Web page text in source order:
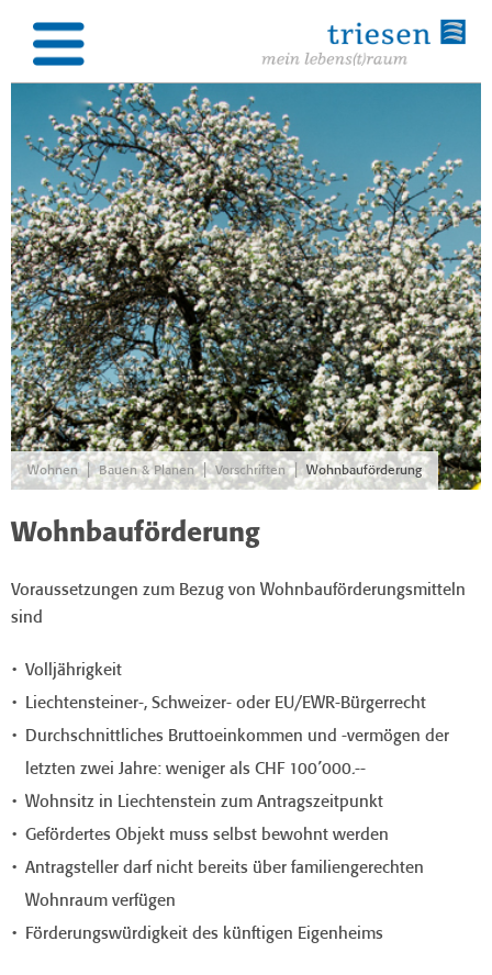
Wohnen | Bauen & Planen | Vorschriften | Wohnbauförderung
Wohnbauförderung
Voraussetzungen zum Bezug von Wohnbauförderungsmitteln
sind
Volljährigkeit
Liechtensteiner-, Schweizer- oder EU/EWR-Bürgerrecht
Durchschnittliches Bruttoeinkommen und -vermögen der
letzten zwei Jahre: weniger als CHF 100´000.--
Wohnsitz in Liechtenstein zum Antragszeitpunkt
Gefördertes Objekt muss selbst bewohnt werden
Antragsteller darf nicht bereits über familiengerechten
Wohnraum verfügen
Förderungswürdigkeit des künftigen Eigenheims